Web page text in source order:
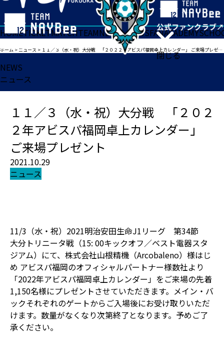
閉じる
HOMETICKETMATCHTEAMNEWSGOODSFANACADEMY
ホーム >ニュース > １１／３（水・祝）大分戦 「２０２２年アビスパ福岡卓上カレンダー」 ご来場プレゼント
NEWS
ニュース
１１／３（水・祝）大分戦 「２０２
２年アビスパ福岡卓上カレンダー」
ご来場プレゼント
2021.10.29
ニュース
11/3（水・祝）2021明治安田生命J1リーグ 第34節
大分トリニータ戦（15: 00キックオフ／ベスト電器スタ
ジアム）にて、株式会社山根精機（Arcobaleno）様はじ
め アビスパ福岡のオフィシャルパートナー様数社より
「2022年アビスパ福岡卓上カレンダー」をご来場の先着
1,150名様にプレゼントさせていただきます。メイン・バ
ックそれぞれのゲートからご入場後にお受け取りいただ
けます。数量がなくなり次第終了となります。予めご了
承ください。